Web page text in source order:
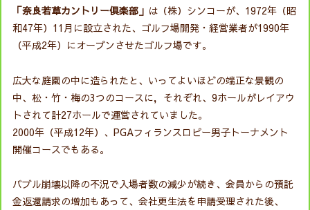
「奈良若草カントリー倶楽部」 は（株）シンコーが、1972年（昭
和47年）11月に設立された、ゴルフ場開発・経営業者が1990年
（平成2年）にオープンさせたゴルフ場です。
広大な庭園の中に造られたと、いってよいほどの端正な景観の
中、松・竹・梅の3つのコースに，それぞれ、9ホールがレイアウ
トされて計27ホールで運営されていました。
2000年（平成12年）、PGAフィランスロピー男子トーナメント
開催コースでもある。
バブル崩壊以降の不況で入場者数の減少が続き、会員からの預託
金返還請求の増加もあって、会社更生法を申請受理された後、